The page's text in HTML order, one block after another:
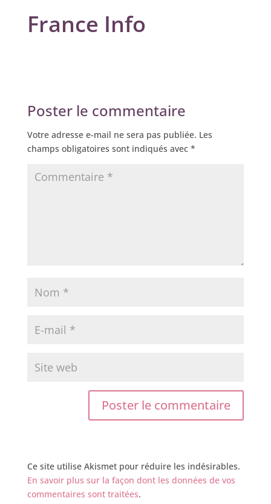
France Info
Poster le commentaire
Votre adresse e-mail ne sera pas publiée. Les
champs obligatoires sont indiqués avec *
Ce site utilise Akismet pour réduire les indésirables.
En savoir plus sur la façon dont les données de vos
commentaires sont traitées.